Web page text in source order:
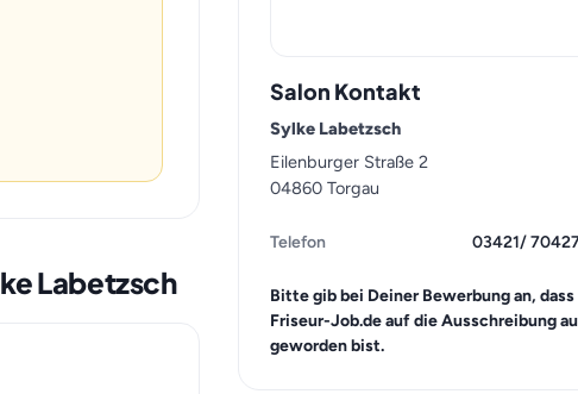
Labetzsch
Salon Kontakt
Sylke Labetzsch
Eilenburger Straße 2
04860 Torgau
Telefon 03421/
Bitte gib bei Deiner Bewerbung an, dass
Friseur-Job.de auf die Ausschreibung
geworden bist.